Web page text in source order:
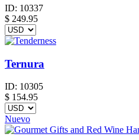
ID: 10337
$ 249.95
Ternura
ID: 10305
$ 154.95
Nuevo